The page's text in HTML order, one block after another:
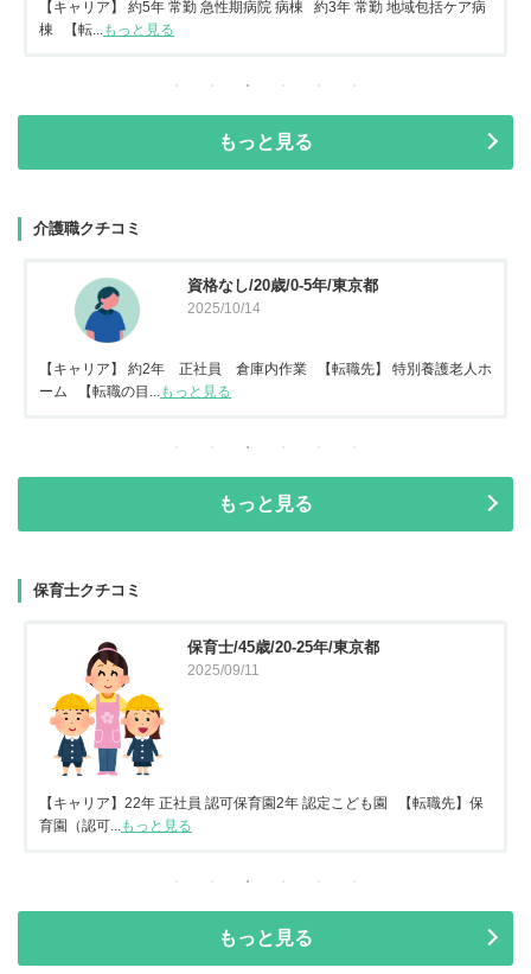
【キャリア】 約5年 常勤 急性期病院 病棟 約3年 常勤 地域包括ケア病
棟 【転...もっと見る
もっと見る
介護職クチコミ
資格なし/20歳/0-5年/東京都
2025/10/14
【キャリア】 約2年 正社員 倉庫内作業 【転職先】 特別養護老人ホ
ーム 【転職の目...もっと見る
もっと見る
保育士クチコミ
保育士/45歳/20-25年/東京都
2025/09/11
【キャリア】22年 正社員 認可保育園2年 認定こども園 【転職先】保
育園（認可...もっと見る
もっと見る